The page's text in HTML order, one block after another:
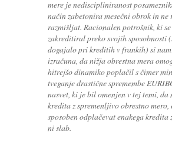
mere je nediscipliniranost
način zabetonira mesečni obrok in ne
razmišljat. Racionalen potrošnik, ki
zakreditiral preko svojih sposobnosti
dogajalo pri kreditih v frankih) si
izračuna, da nižja obrestna mera
hitrejšo dinamiko poplačil s čimer
tveganje drastične spremembe
nasvet, ki je bil omenjen v tej temi, da
kredita z spremenljivo obrestno mero,
sposoben odplačevat enakega kredita
ni slab.